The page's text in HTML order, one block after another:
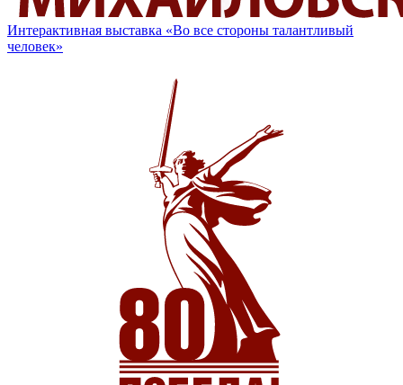
Интерактивная выставка «Во все стороны талантливый
человек»